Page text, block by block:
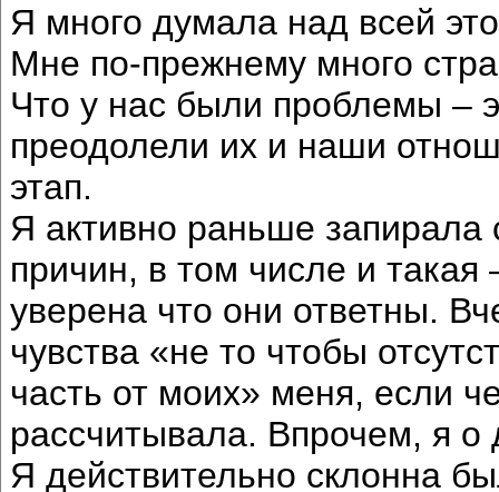
Я много думала над всей
Мне по-прежнему много
Что у нас были проблемы –
преодолели их и наши
этап.
Я активно раньше запирала
причин, в том числе и такая
уверена что они ответны.
чувства «не то чтобы
часть от моих» меня, если
рассчитывала. Впрочем, я о
Я действительно склонна